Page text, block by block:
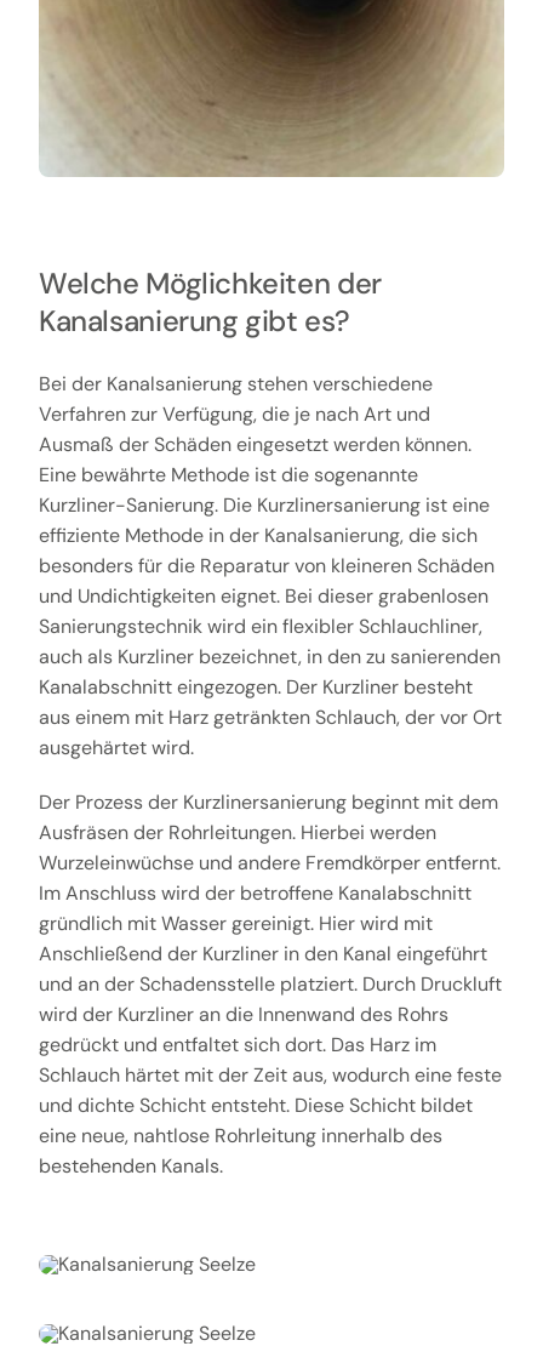
Welche Möglichkeiten der
Kanalsanierung gibt es?
Bei der Kanalsanierung stehen verschiedene
Verfahren zur Verfügung, die je nach Art und
Ausmaß der Schäden eingesetzt werden können.
Eine bewährte Methode ist die sogenannte
Kurzliner-Sanierung. Die Kurzlinersanierung ist eine
effiziente Methode in der Kanalsanierung, die sich
besonders für die Reparatur von kleineren Schäden
und Undichtigkeiten eignet. Bei dieser grabenlosen
Sanierungstechnik wird ein flexibler Schlauchliner,
auch als Kurzliner bezeichnet, in den zu sanierenden
Kanalabschnitt eingezogen. Der Kurzliner besteht
aus einem mit Harz getränkten Schlauch, der vor Ort
ausgehärtet wird.
Der Prozess der Kurzlinersanierung beginnt mit dem
Ausfräsen der Rohrleitungen. Hierbei werden
Wurzeleinwüchse und andere Fremdkörper entfernt.
Im Anschluss wird der betroffene Kanalabschnitt
gründlich mit Wasser gereinigt. Hier wird mit
Anschließend der Kurzliner in den Kanal eingeführt
und an der Schadensstelle platziert. Durch Druckluft
wird der Kurzliner an die Innenwand des Rohrs
gedrückt und entfaltet sich dort. Das Harz im
Schlauch härtet mit der Zeit aus, wodurch eine feste
und dichte Schicht entsteht. Diese Schicht bildet
eine neue, nahtlose Rohrleitung innerhalb des
bestehenden Kanals.